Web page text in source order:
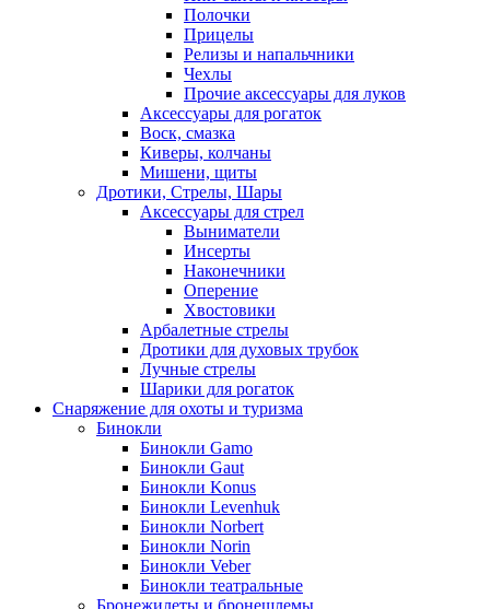
Полочки
Прицелы
Релизы и напальчники
Чехлы
Прочие аксессуары для луков
Аксессуары для рогаток
Воск, смазка
Киверы, колчаны
Мишени, щиты
Дротики, Стрелы, Шары
Аксессуары для стрел
Выниматели
Инсерты
Наконечники
Оперение
Хвостовики
Арбалетные стрелы
Дротики для духовых трубок
Лучные стрелы
Шарики для рогаток
Снаряжение для охоты и туризма
Бинокли
Бинокли Gamo
Бинокли Gaut
Бинокли Konus
Бинокли Levenhuk
Бинокли Norbert
Бинокли Norin
Бинокли Veber
Бинокли театральные
Бронежилеты и бронешлемы